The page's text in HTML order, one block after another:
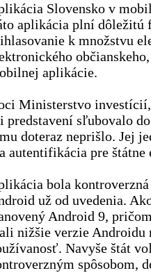
Slovensko v
aplikácia plní dôležitú
k množstvu
aplikácie.
Ministerstvo
predstavení sľubovalo
doteraz neprišlo. Jej
autentifikácia pre
bola
už od uvedenia.
Android 9,
nižšie verzie Androidu
Navyše štát
spôsobom,